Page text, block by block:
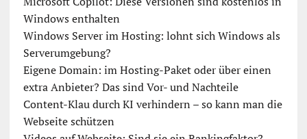
Windows enthalten
Windows Server im Hosting: lohnt sich Windows als
Serverumgebung?
Eigene Domain: im Hosting-Paket oder über einen
extra Anbieter? Das sind Vor- und Nachteile
Content-Klau durch KI verhindern – so kann man die
Webseite schützen